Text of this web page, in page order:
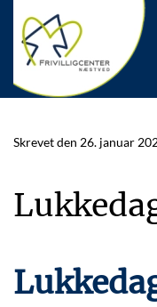
Skip to main content
Skrevet den 26. januar